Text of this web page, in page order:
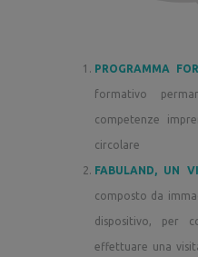
PROGRAMMA
formativo
competenze
circolare
FABULAND, UN
composto da
dispositivo, per
effettuare una